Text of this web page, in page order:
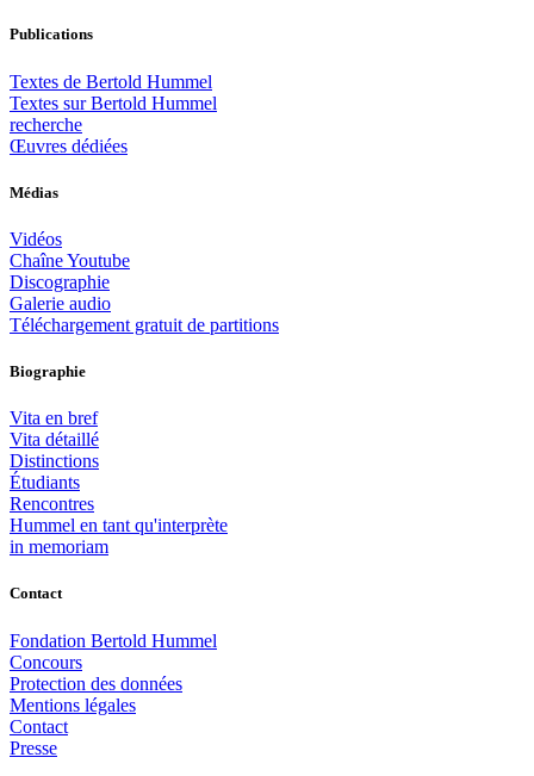
Publications
Textes de Bertold Hummel
Textes sur Bertold Hummel
recherche
Œuvres dédiées
Médias
Vidéos
Chaîne Youtube
Discographie
Galerie audio
Téléchargement gratuit de partitions
Biographie
Vita en bref
Vita détaillé
Distinctions
Étudiants
Rencontres
Hummel en tant qu'interprète
in memoriam
Contact
Fondation Bertold Hummel
Concours
Protection des données
Mentions légales
Contact
Presse